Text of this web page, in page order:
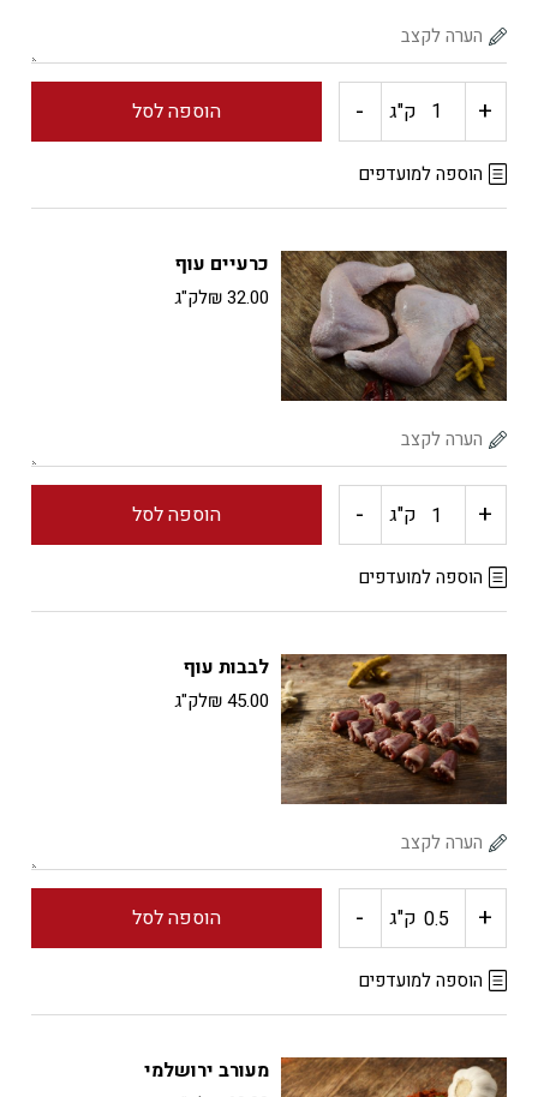
+ כמות
של
עוף
ק"ג - הוספה לסל
הוספה למועדפים
כרעיים עוף
₪32.00 לק"ג
+ כמות
של
עוף
ק"ג - הוספה לסל
הוספה למועדפים
לבבות עוף
₪45.00 לק"ג
+ כמות
של
עוף
ק"ג - הוספה לסל
הוספה למועדפים
מעורב ירושלמי